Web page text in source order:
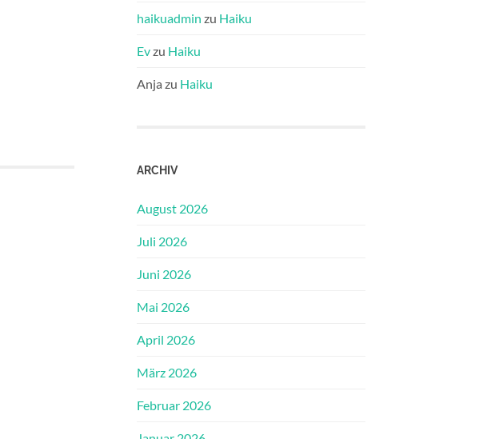
haikuadmin zu Haiku
Evzu Haiku
Anja zu Haiku
ARCHIV
August 2026
Juli 2026
Juni 2026
Mai 2026
April 2026
März 2026
Februar 2026